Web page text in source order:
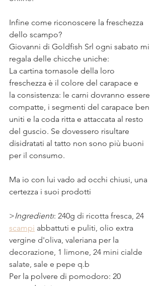
Infine come riconoscere la freschezza
dello scampo? ⠀
Giovanni di Goldfish Srl ogni sabato mi
regala delle chicche uniche: ⠀
La cartina tornasole della loro
freschezza è il colore del carapace e
la consistenza: le carni dovranno essere
compatte, i segmenti del carapace ben
uniti e la coda ritta e attaccata al resto
del guscio. Se dovessero risultare
disidratati al tatto non sono più buoni
per il consumo.⠀
Ma io con lui vado ad occhi chiusi, una
certezza i suoi prodotti⠀
>Ingredienti: 240g di ricotta fresca, 24
scampi abbattuti e puliti, olio extra
vergine d'oliva, valeriana per la
decorazione, 1 limone, 24 mini cialde
salate, sale e pepe q.b
Per la polvere di pomodoro: 20